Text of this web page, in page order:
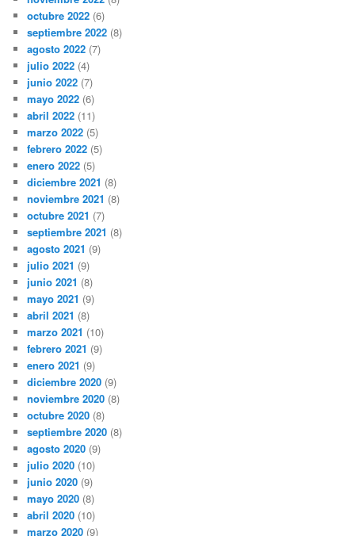
octubre 2022 (6)
septiembre 2022 (8)
agosto 2022 (7)
julio 2022 (4)
junio 2022 (7)
mayo 2022 (6)
abril 2022 (11)
marzo 2022 (5)
febrero 2022 (5)
enero 2022 (5)
diciembre 2021 (8)
noviembre 2021 (8)
octubre 2021 (7)
septiembre 2021 (8)
agosto 2021 (9)
julio 2021 (9)
junio 2021 (8)
mayo 2021 (9)
abril 2021 (8)
marzo 2021 (10)
febrero 2021 (9)
enero 2021 (9)
diciembre 2020 (9)
noviembre 2020 (8)
octubre 2020 (8)
septiembre 2020 (8)
agosto 2020 (9)
julio 2020 (10)
junio 2020 (9)
mayo 2020 (8)
abril 2020 (10)
marzo 2020 (9)